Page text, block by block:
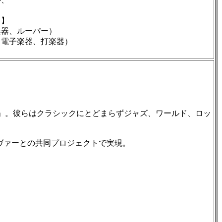
ルーパー）
子楽器、打楽器）
彼らはクラシックにとどまらずジャズ、ワールド、ロッ
ーとの共同プロジェクトで実現。